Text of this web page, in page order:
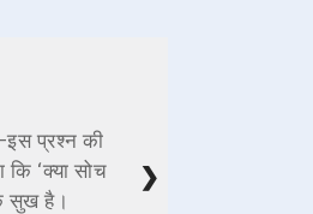
प्रश्न की
कि ‘क्या सोच
सुख है।
❯